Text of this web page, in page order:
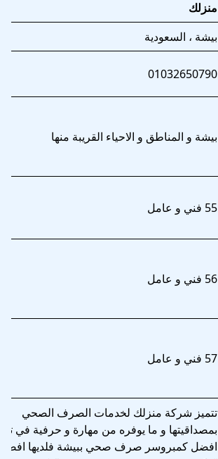
منزلك
بيشة ، السعودية
01032650790
بيشة و المناطق و الاحياء القريبة منها
55 فني و عامل
56 فني و عامل
57 فني و عامل
تتميز شركة منزلك لخدمات الصرف الصحي
بمصداقيتها و ما يوفره من مهارة و حرفية في
افضل كمبروسر صرف صحي ببيشة فلديها